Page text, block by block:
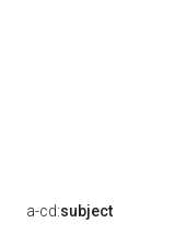
a-cd:subject